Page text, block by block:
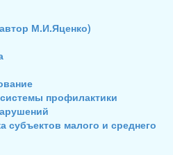
М.И.Яценко)
профилактики
субъектов малого и среднего